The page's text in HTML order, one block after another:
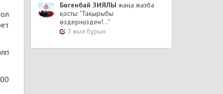
Бөгенбай ЗИЯЛЫ жаңа жазба
қосты: "Тақырыбы
өздеріңізден!..."
3 жыл бұрын